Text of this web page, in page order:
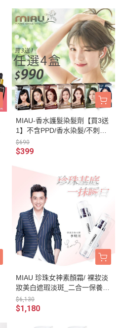
MIAU-香水護髮染髮劑【買3送
1】不含PPD/香水染髮/不刺激/
染髮兼護髮 顏色持久完美遮
蓋，時尚好氣色/單盒$399/
$690
$399
MIAU 珍珠女神素顏霜/ 裸妝淡
妝美白遮瑕淡斑_二合一保養
+底妝
$6,130
$1,180